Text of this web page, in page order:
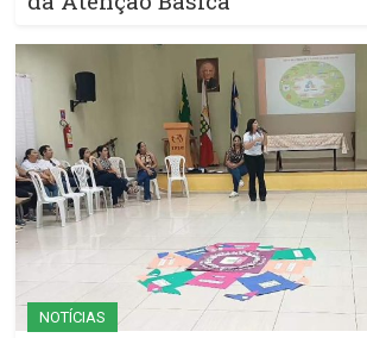
NOTÍCIAS